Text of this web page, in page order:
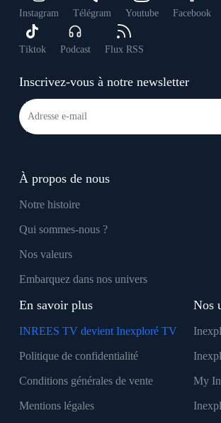
Instagram Télégram Youtube Facebook
Tiktok Podcast Flux RSS
Inscrivez-vous à notre newsletter
À propos de nous
Notre histoire
Qui sommes-nous ?
Nos valeurs
Embarquez dans nos univers
En savoir plus
INREES TV devient Inexploré TV
Politique de confidentialité
Conditions générales de vente
Mentions légales
Nos
My